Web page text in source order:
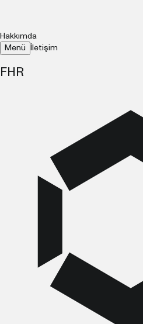
Hakkımda
Menü
İletişim
FHR